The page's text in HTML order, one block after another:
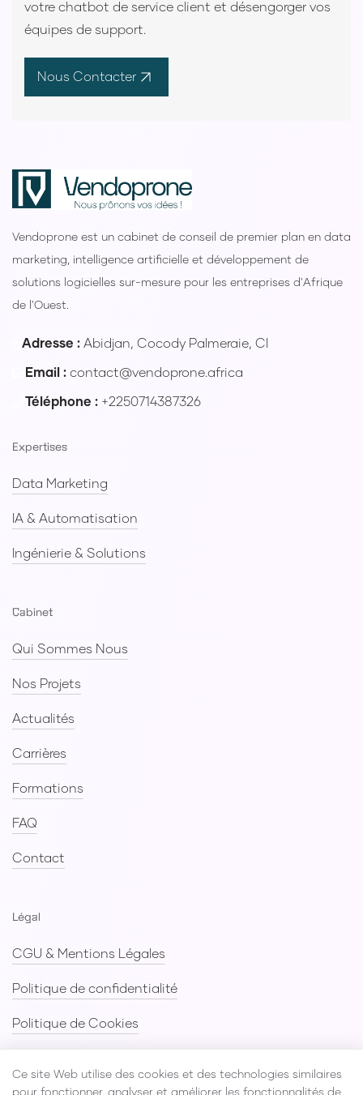
votre chatbot de service client et désengorger vos
équipes de support.
Nous Contacter
Vendoprone est un cabinet de conseil de premier plan en data
marketing, intelligence artificielle et développement de
solutions logicielles sur-mesure pour les entreprises d'Afrique
de l'Ouest.
Adresse : Abidjan, Cocody Palmeraie, CI
Email : contact@vendoprone.africa
Téléphone : +2250714387326
Expertises
Data Marketing
IA & Automatisation
Ingénierie & Solutions
Cabinet
Qui Sommes Nous
Nos Projets
Actualités
Carrières
Formations
FAQ
Contact
Légal
CGU & Mentions Légales
Politique de confidentialité
Politique de Cookies
Ce site Web utilise des cookies et des technologies similaires
pour fonctionner, analyser et améliorer les fonctionnalités de